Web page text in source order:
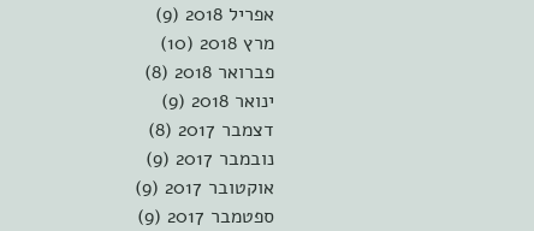
אפריל 2018
(9)
מרץ 2018
(10)
פברואר 2018
(8)
ינואר 2018
(9)
דצמבר 2017
(8)
נובמבר 2017
(9)
אוקטובר 2017
(9)
ספטמבר 2017
(9)